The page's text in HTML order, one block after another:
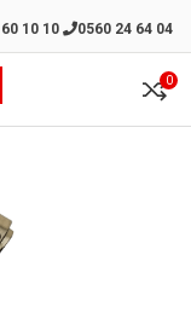
10 10 0560 24 64 04
0